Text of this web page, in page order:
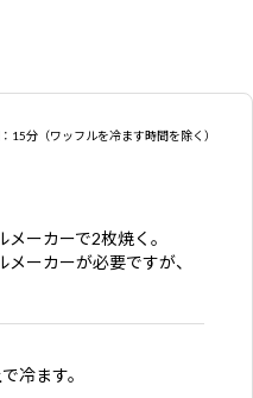
15分（ワッフルを冷ます時間を除く）
ーカーで2枚焼く。
ーカーが必要ですが、
冷ます。